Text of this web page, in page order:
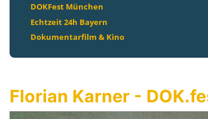
DOKFest München
Echtzeit 24h Bayern
Dokumentarfilm & Kino
Florian Karner -